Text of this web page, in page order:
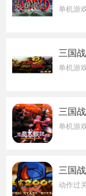
单机游
三国
单机游
三国
单机游
三国
动作过